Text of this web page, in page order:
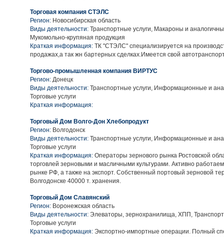
Торговая компания СТЭЛС
Регион: Новосибирская область
Виды деятельности: Транспортные услуги, Макароны и
Мукомольно-крупяная продукция
Краткая информация: ТК "СТЭЛС" специализируется на
продажах,а так жн бартерных сделках.Имеется свой
Торгово-промышленная компания ВИРТУС
Регион: Донецк
Виды деятельности: Транспортные услуги, Информационные и
Торговые услуги
Краткая информация:
Торговый Дом Волго-Дон Хлебопродукт
Регион: Волгодонск
Виды деятельности: Транспортные услуги, Информационные и
Торговые услуги
Краткая информация: Операторы зернового рынка Ростовской
торговлей зерновыми и масличными культурами. Активно
рынке РФ, а также на экспорт. Cобственный портовый зерновой
Волгодонске 40000 т. хранения.
Торговый Дом Славянский
Регион: Воронежская область
Виды деятельности: Элеваторы, зернохранилища, ХПП,
Торговые услуги
Краткая информация: Экспортно-импортные операции. Полный